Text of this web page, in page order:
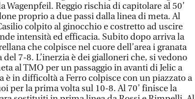
Wagenpfeil. Reggio rischia di capitolare al 50’
proprio a due passi dalla linea di meta. Al
colpito al ginocchio e costretto ad uscire
intensità ed efficacia. Subito dopo arriva la
che colpisce nel cuore dell’area i granata
7-8. L’inerzia è dei gialloneri che, si vedono
al TMO per un passaggio in avanti di Jelic a
è in difficoltà a Ferro colpisce con un piazzato a
per la prima volta sul 10-8. Al 70’ finisce la